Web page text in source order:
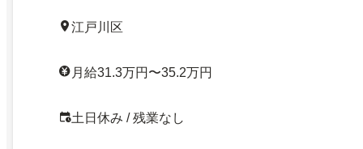
江戸川区
月給31.3万円〜35.2万円
土日休み / 残業なし